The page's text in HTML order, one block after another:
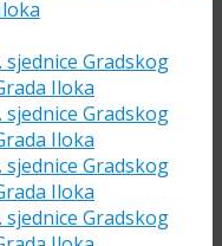
sjednice Gradskog
Iloka
sjednice Gradskog
Iloka
sjednice Gradskog
Iloka
sjednice Gradskog